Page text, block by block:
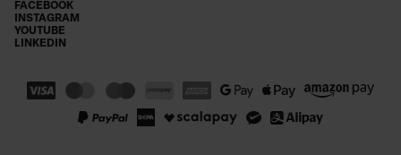
FACEBOOK
INSTAGRAM
YOUTUBE
LINKEDIN